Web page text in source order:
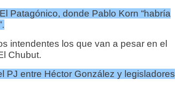
Patagónico, donde Pablo Korn “habría
intendentes los que van a pesar en el
Chubut.
PJ entre Héctor González y legisladores